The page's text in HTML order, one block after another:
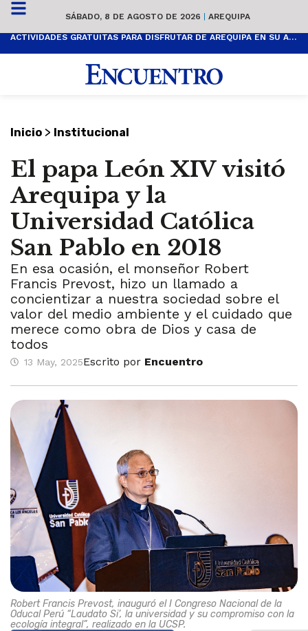
SÁBADO, 8 DE AGOSTO DE 2026 | AREQUIPA
ACTIVIDADES GRATUITAS PARA DISFRUTAR DE AREQUIPA EN SU ANIVERSARIO
Inicio > Institucional
El papa León XIV visitó
Arequipa y la
Universidad Católica
San Pablo en 2018
En esa ocasión, el monseñor Robert
Francis Prevost, hizo un llamado a
concientizar a nuestra sociedad sobre el
valor del medio ambiente y el cuidado que
merece como obra de Dios y casa de
todos
13 May, 2025Escrito por Encuentro
Robert Francis Prevost, inauguró el I Congreso Nacional de la
Oducal Perú “Laudato Si’, la universidad y su compromiso con la
ecología integral”, realizado en la UCSP.